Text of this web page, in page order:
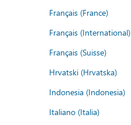
Français (France)
Français (International)
Français (Suisse)
Hrvatski (Hrvatska)
Indonesia (Indonesia)
Italiano (Italia)